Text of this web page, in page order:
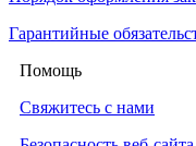
Гарантийные
Помощь
Свяжитесь с нами